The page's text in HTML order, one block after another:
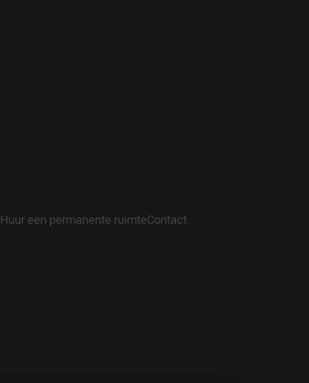
Huur een permanente ruimteContact